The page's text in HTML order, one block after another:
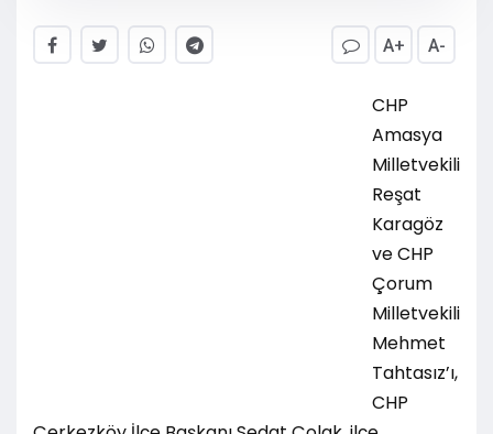
A+ A-
CHP
Amasya
Milletvekili
Reşat
Karagöz
ve CHP
Çorum
Milletvekili
Mehmet
Tahtasız’ı,
CHP